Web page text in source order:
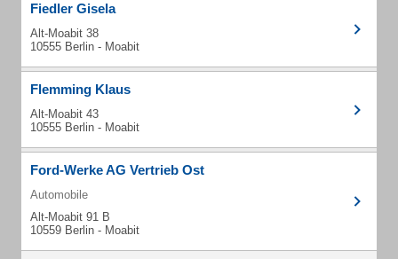
Fiedler Gisela
Alt-Moabit 38
10555 Berlin - Moabit
Flemming Klaus
Alt-Moabit 43
10555 Berlin - Moabit
Ford-Werke AG Vertrieb Ost
Automobile
Alt-Moabit 91 B
10559 Berlin - Moabit